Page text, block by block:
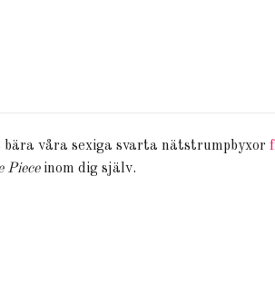
våra sexiga svarta nätstrumpbyxor
Pieceinom dig själv.